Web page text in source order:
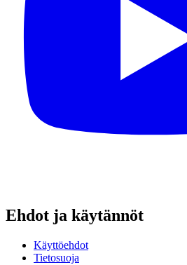
Ehdot ja käytännöt
Käyttöehdot
Tietosuoja